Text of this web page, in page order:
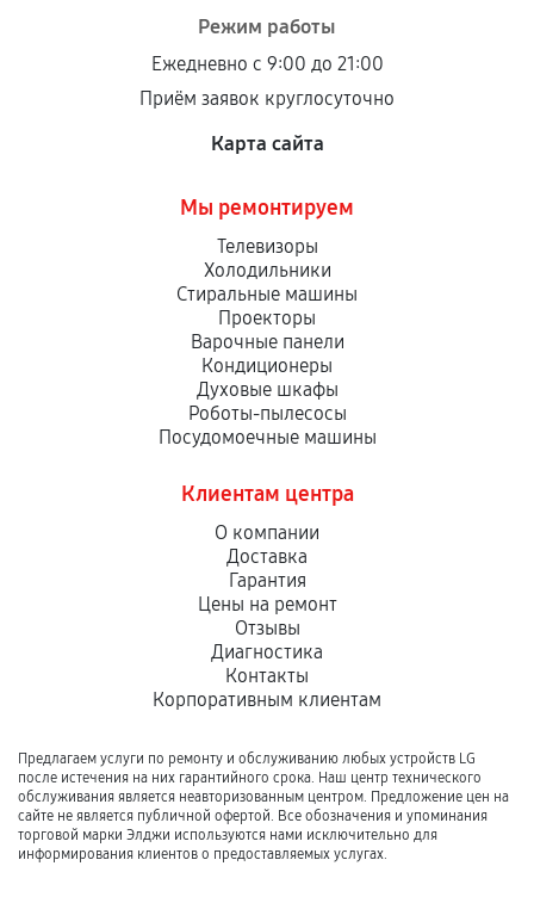
При этом гарантия на сами комплектующие
продавца. За качество сторонних деталей
сервисный центр ответственности не несет.
Режим работы
Ежедневно с 9:00 до 21:00
Приём заявок круглосуточно
Карта сайта
Мы ремонтируем
Телевизоры
Холодильники
Стиральные машины
Проекторы
Варочные панели
Кондиционеры
Духовые шкафы
Роботы-пылесосы
Посудомоечные машины
Клиентам центра
О компании
Доставка
Гарантия
Цены на ремонт
Отзывы
Диагностика
Контакты
Корпоративным клиентам
Предлагаем услуги по ремонту и обслуживанию любых устройств LG
после истечения на них гарантийного срока. Наш центр технического
обслуживания является неавторизованным центром. Предложение цен на
сайте не является публичной офертой. Все обозначения и упоминания
торговой марки Элджи используются нами исключительно для
информирования клиентов о предоставляемых услугах.